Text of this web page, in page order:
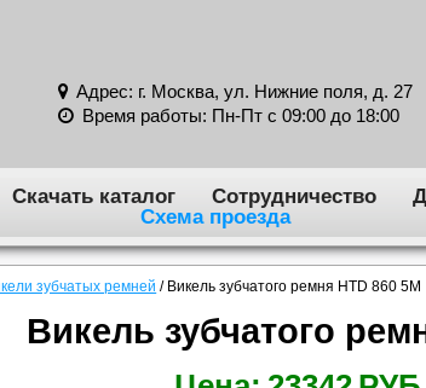
Адрес: г. Москва, ул. Нижние поля, д. 27
Время работы: Пн-Пт с 09:00 до 18:00
Скачать каталог Сотрудничество
Схема проезда
зубчатых ремней / Викель зубчатого ремня HTD 860 5M
Викель зубчатого